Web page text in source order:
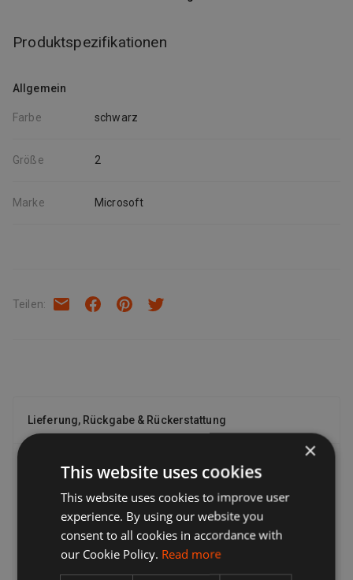
EAN: 5704174524700
Produktspezifikationen
Allgemein
Farbe schwarz
Größe 2
Marke Microsoft
Teilen:
Lieferung, Rückgabe & Rückerstattung
Lieferung
Verkäufer bieten eine Reihe von Lieferoptionen an, sodass
Sie die für Sie am besten geeignete auswählen können.
Viele Verkäufer bieten kostenlose Lieferung an. Die
finden Sie immer in einer Auflistung des Verkäufers.
×
This website uses cookies
This website uses cookies to improve user
experience. By using our website you
consent to all cookies in accordance with
our Cookie Policy. Read more